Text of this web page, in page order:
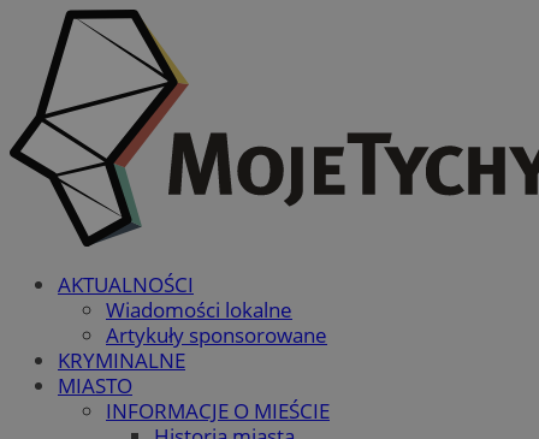
AKTUALNOŚCI
Wiadomości lokalne
Artykuły sponsorowane
KRYMINALNE
MIASTO
INFORMACJE O MIEŚCIE